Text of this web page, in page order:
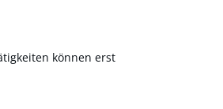
können erst